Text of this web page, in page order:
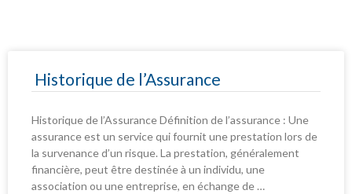
Historique de l’Assurance
Historique de l’Assurance Définition de l’assurance : Une
assurance est un service qui fournit une prestation lors de
la survenance d’un risque. La prestation, généralement
financière, peut être destinée à un individu, une
association ou une entreprise, en échange de …